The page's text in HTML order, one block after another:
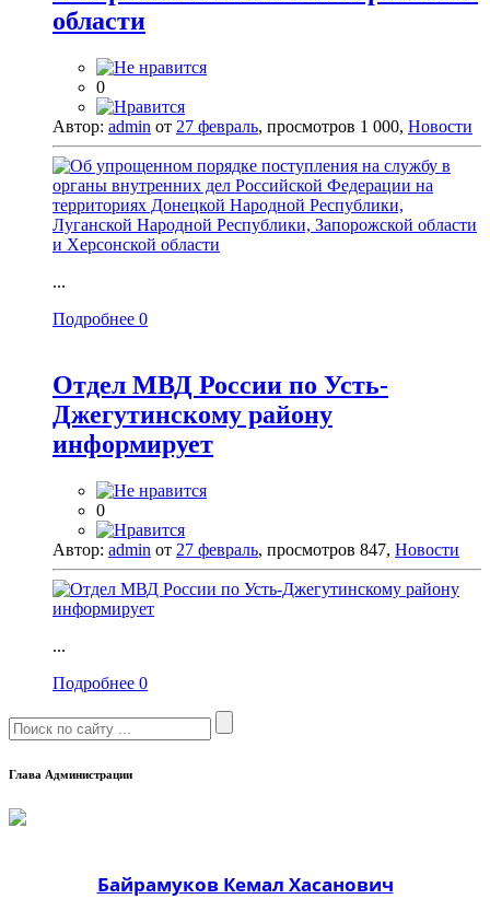
области
0
Автор: admin от 27 февраль, просмотров 1 000, Новости
...
Подробнее 0
Отдел МВД России по Усть-
Джегутинскому району
информирует
0
Автор: admin от 27 февраль, просмотров 847, Новости
...
Подробнее 0
Глава Администрации
Байрамуков Кемал Хасанович